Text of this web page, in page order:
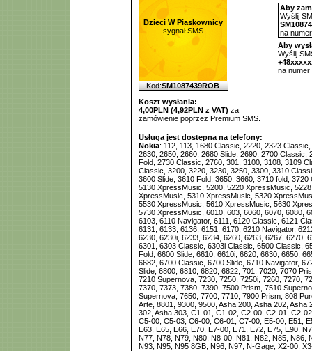
Dzieci W Piaskownicy
sygnał SMS
Kod:SM1087439ROB
Koszt wysłania:
4,00PLN (4,92PLN z VAT) za
zamówienie poprzez Premium SMS.
Aby
Wyślij
na
Aby
Wyślij
na numer
Usługa jest dostępna na telefony:
Nokia: 112, 113, 1680 Classic, 2220, 2323
2630, 2650, 2660, 2680 Slide, 2690, 2700 Classic,
Fold, 2730 Classic, 2760, 301, 3100, 3108, 3109
Classic, 3200, 3220, 3230, 3250, 3300, 3310
3600 Slide, 3610 Fold, 3650, 3660, 3710 fold,
5130 XpressMusic, 5200, 5220 XpressMusic,
XpressMusic, 5310 XpressMusic, 5320
5530 XpressMusic, 5610 XpressMusic, 5630
5730 XpressMusic, 6010, 603, 6060, 6070, 6080,
6103, 6110 Navigator, 6111, 6120 Classic, 6121
6131, 6133, 6136, 6151, 6170, 6210 Navigator,
6230, 6230i, 6233, 6234, 6260, 6263, 6267, 6270,
6301, 6303 Classic, 6303i Classic, 6500 Classic,
Fold, 6600 Slide, 6610, 6610i, 6620, 6630, 6650,
6682, 6700 Classic, 6700 Slide, 6710 Navigator,
Slide, 6800, 6810, 6820, 6822, 701, 7020, 7070
7210 Supernova, 7230, 7250, 7250i, 7260, 7270,
7370, 7373, 7380, 7390, 7500 Prism, 7510
Supernova, 7650, 7700, 7710, 7900 Prism, 808
Arte, 8801, 9300, 9500, Asha 200, Asha 202, Asha
302, Asha 303, C1-01, C1-02, C2-00, C2-01, C2-
C5-00, C5-03, C6-00, C6-01, C7-00, E5-00, E51,
E63, E65, E66, E70, E7-00, E71, E72, E75, E90,
N77, N78, N79, N80, N8-00, N81, N82, N85, N86,
N93, N95, N95 8GB, N96, N97, N-Gage, X2-00,